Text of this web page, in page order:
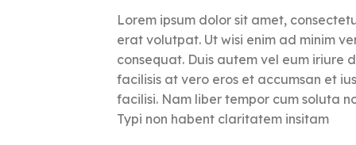
Lorem ipsum dolor sit amet,
erat volutpat. Ut wisi enim ad minim
consequat. Duis autem vel eum iriure
facilisis at vero eros et accumsan et
facilisi. Nam liber tempor cum soluta
Typi non habent claritatem insitam